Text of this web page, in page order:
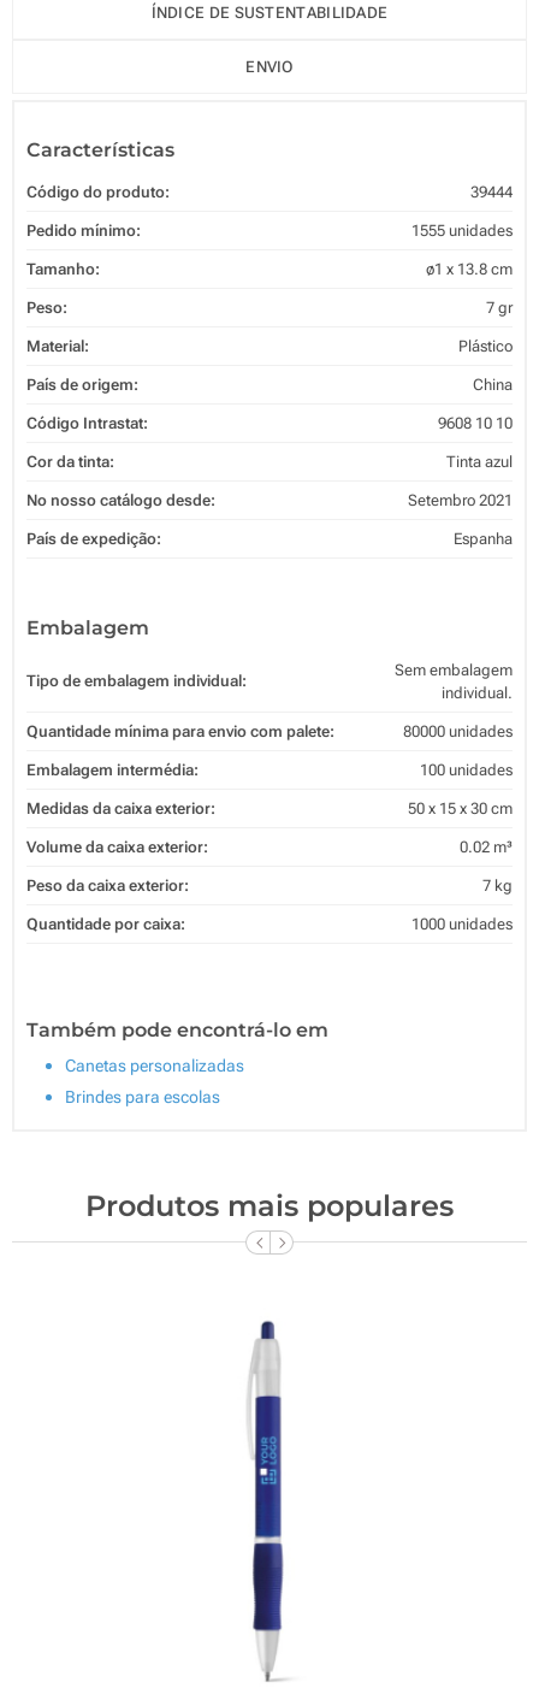
ÍNDICE DE SUSTENTABILIDADE
ENVIO
Características
Código do produto: 39444
Pedido mínimo: 1555 unidades
Tamanho: ø1 x 13.8 cm
Peso: 7 gr
Material: Plástico
País de origem: China
Código Intrastat: 9608 10 10
Cor da tinta: Tinta azul
No nosso catálogo desde: Setembro 2021
País de expedição: Espanha
Embalagem
Tipo de embalagem individual:
Sem embalagem
individual.
Quantidade mínima para envio com palete: 80000 unidades
Embalagem intermédia: 100 unidades
Medidas da caixa exterior: 50 x 15 x 30 cm
Volume da caixa exterior: 0.02 m³
Peso da caixa exterior: 7 kg
Quantidade por caixa: 1000 unidades
Também pode encontrá-lo em
Canetas personalizadas
Brindes para escolas
Produtos mais populares